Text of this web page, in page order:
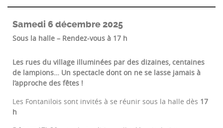
Samedi 6 décembre 2025
Sous la halle – Rendez-vous à 17 h
Les rues du village illuminées par des dizaines, centaines
de lampions… Un spectacle dont on ne se lasse jamais à
l’approche des fêtes !
Les Fontanilois sont invités à se réunir sous la halle dès 17
h